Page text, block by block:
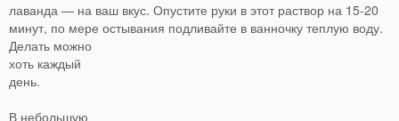
лаванда — на ваш вкус. Опустите руки в этот раствор на 15-20
минут, по мере остывания подливайте в ванночку теплую воду.
Делать можно
хоть каждый
день.
В небольшую